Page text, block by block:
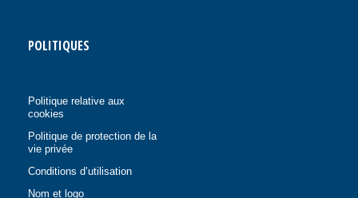
POLITIQUES
Politique relative aux
cookies
Politique de protection de la
vie privée
Conditions d’utilisation
Nom et logo